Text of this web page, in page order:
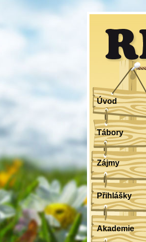
Úvod
Tábory
Zájmy
Přihlášky
Akademie